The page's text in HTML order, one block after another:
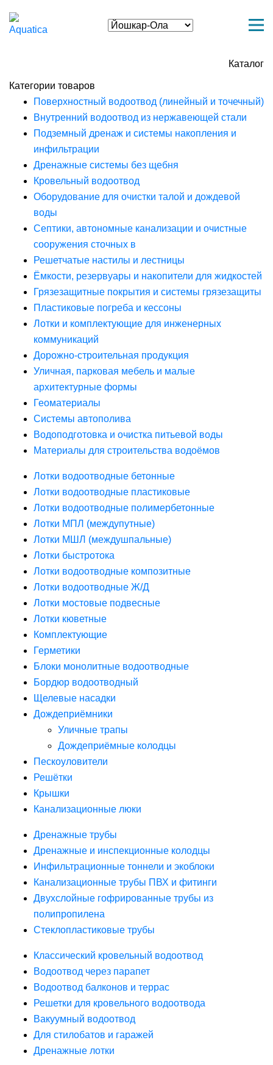
Каталог
Категории товаров
Поверхностный водоотвод (линейный и точечный)
Внутренний водоотвод из нержавеющей стали
Подземный дренаж и системы накопления и
инфильтрации
Дренажные системы без щебня
Кровельный водоотвод
Оборудование для очистки талой и дождевой
воды
Септики, автономные канализации и очистные
сооружения сточных в
Решетчатые настилы и лестницы
Ёмкости, резервуары и накопители для жидкостей
Грязезащитные покрытия и системы грязезащиты
Пластиковые погреба и кессоны
Лотки и комплектующие для инженерных
коммуникаций
Дорожно-строительная продукция
Уличная, парковая мебель и малые
архитектурные формы
Геоматериалы
Системы автополива
Водоподготовка и очистка питьевой воды
Материалы для строительства водоёмов
Лотки водоотводные бетонные
Лотки водоотводные пластиковые
Лотки водоотводные полимербетонные
Лотки МПЛ (междупутные)
Лотки МШЛ (междушпальные)
Лотки быстротока
Лотки водоотводные композитные
Лотки водоотводные Ж/Д
Лотки мостовые подвесные
Лотки кюветные
Комплектующие
Герметики
Блоки монолитные водоотводные
Бордюр водоотводный
Щелевые насадки
Дождеприёмники
Уличные трапы
Дождеприёмные колодцы
Пескоуловители
Решётки
Крышки
Канализационные люки
Дренажные трубы
Дренажные и инспекционные колодцы
Инфильтрационные тоннели и экоблоки
Канализационные трубы ПВХ и фитинги
Двухслойные гофрированные трубы из
полипропилена
Стеклопластиковые трубы
Классический кровельный водоотвод
Водоотвод через парапет
Водоотвод балконов и террас
Решетки для кровельного водоотвода
Вакуумный водоотвод
Для стилобатов и гаражей
Дренажные лотки